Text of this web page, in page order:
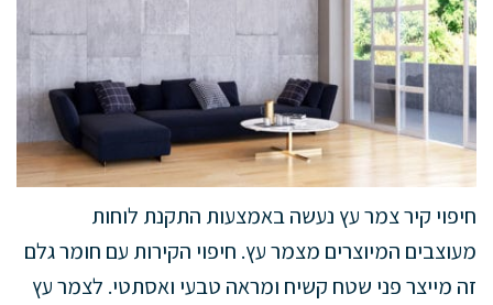
חיפוי קיר צמר עץ נעשה באמצעות התקנת לוחות
מעוצבים המיוצרים מצמר עץ. חיפוי הקירות עם חומר גלם
זה מייצר פני שטח קשיח ומראה טבעי ואסתטי. לצמר עץ